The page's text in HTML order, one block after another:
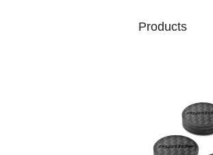
Products